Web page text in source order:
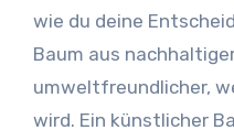
wie du deine
Baum aus
umweltfreundlicher,
wird. Ein künstlicher